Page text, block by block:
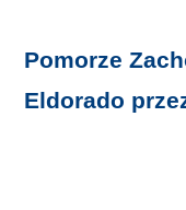
Pomorze
Eldorado